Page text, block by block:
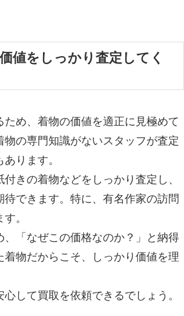
値をしっかり査定してく
め、着物の価値を適正に見極めて
の専門知識がないスタッフが査定
ります。
きの着物などをしっかり査定し、
できます。特に、有名作家の訪問
。
「なぜこの価格なのか？」と納得
物だからこそ、しっかり価値を理
して買取を依頼できるでしょう。